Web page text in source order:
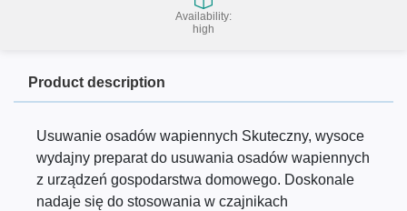
Availability:
high
Product description
Usuwanie osadów wapiennych Skuteczny, wysoce
wydajny preparat do usuwania osadów wapiennych
z urządzeń gospodarstwa domowego. Doskonale
nadaje się do stosowania w czajnikach